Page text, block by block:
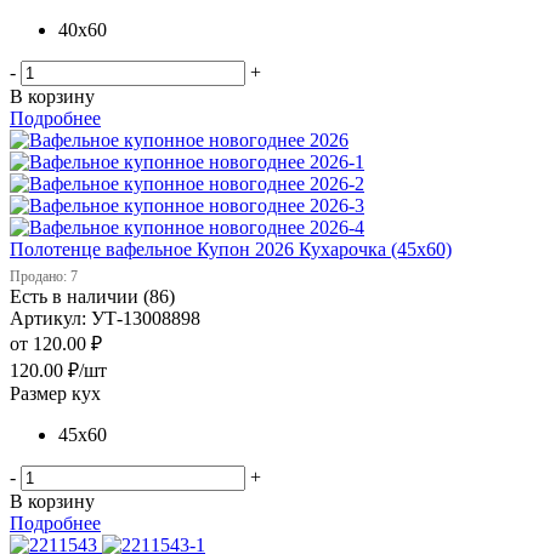
40х60
-
+
В корзину
Подробнее
Полотенце вафельное Купон 2026 Кухарочка (45х60)
Продано: 7
Есть в наличии (86)
Артикул: УТ-13008898
от 120.00 ₽
120.00 ₽/шт
Размер кух
45х60
-
+
В корзину
Подробнее